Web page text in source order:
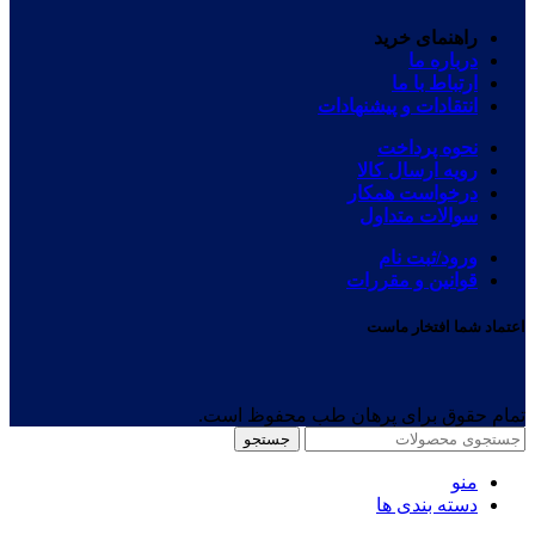
راهنمای خرید
درباره ما
ارتباط با ما
انتقادات و پیشنهادات
نحوه پرداخت
رویه ارسال کالا
درخواست همکار
سوالات متداول
ورود/ثبت نام
قوانین و مقررات
اعتماد شما افتخار ماست
تمام حقوق برای پرهان طب محفوظ است.
جستجو
منو
دسته بندی ها